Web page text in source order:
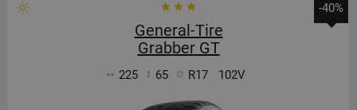
-40%
General-Tire
Grabber GT
225 65 R17 102V